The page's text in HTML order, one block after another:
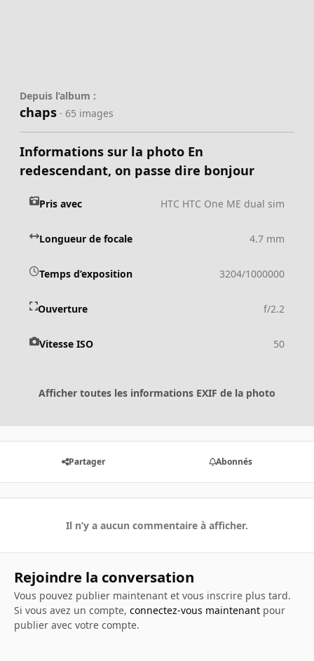
Depuis l’album :
chaps · 65 images
Informations sur la photo En
redescendant, on passe dire bonjour
Pris avec HTC HTC One ME dual sim
Longueur de focale 4.7 mm
Temps d’exposition 3204/1000000
Ouverture f/2.2
Vitesse ISO 50
Afficher toutes les informations EXIF de la photo
Partager Abonnés
Il n’y a aucun commentaire à afficher.
Rejoindre la conversation
Vous pouvez publier maintenant et vous inscrire plus tard.
Si vous avez un compte, connectez-vous maintenantpour
publier avec votre compte.